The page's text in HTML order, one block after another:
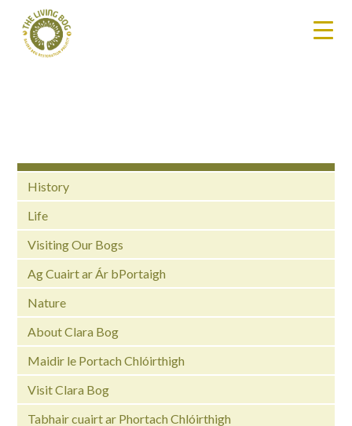
History
Life
Visiting Our Bogs
Ag Cuairt ar Ár bPortaigh
Nature
About Clara Bog
Maidir le Portach Chlóirthigh
Visit Clara Bog
Tabhair cuairt ar Phortach Chlóirthigh